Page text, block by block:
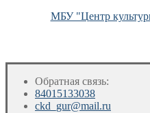
МБУ "Центр
Обратная связь:
84015133038
ckd_gur@mail.ru